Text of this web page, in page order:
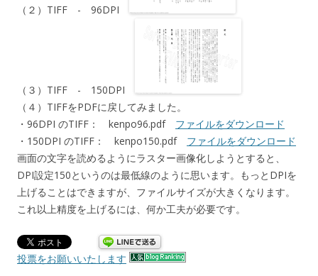
（２）TIFF - 96DPI
（３）TIFF - 150DPI
（４）TIFFをPDFに戻してみました。
・96DPI のTIFF： kenpo96.pdf ファイルをダウンロード
・150DPI のTIFF： kenpo150.pdf ファイルをダウンロード
画面の文字を読めるようにラスター画像化しようとすると、
DPI設定150というのは最低線のように思います。もっとDPIを
上げることはできますが、ファイルサイズが大きくなります。
これ以上精度を上げるには、何か工夫が必要です。
投票をお願いいたします